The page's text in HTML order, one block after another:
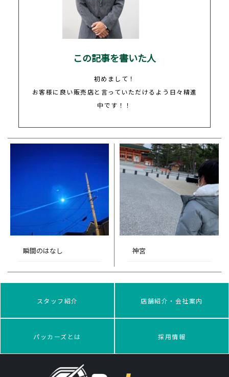
この記事を書いた人
初めまして！
お客様に良い販売店と言っていただけるよう日々精進
中です！！
瞬間のはなし 神宮
スタッフ紹介 店舗紹介・会社案内
パッカーズとは 採用情報